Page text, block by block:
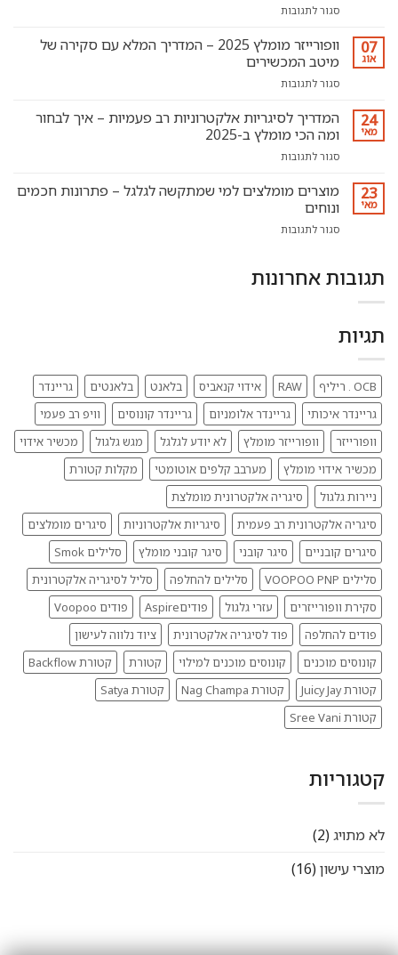
למתחיליםסגור לתגובות
וסלילים
לסיגריה
אלקטרונית
–
המלא
להתאמות
07
אוג
וופורייזר מומלץ 2025 – המדריך המלא עם סקירה של
מיטב המכשירים
סגור לתגובות
מומלץ
2025
–
המדריך
עם
מיטב
24
מאי
המדריך לסיגריות אלקטרוניות רב פעמיות – איך לבחור
ומה הכי מומלץ ב-2025
סגור לתגובות
לסיגריות
פעמיות
לבחור
23
מאי
מוצרים מומלצים למי שמתקשה לגלגל – פתרונות חכמים
ונוחים
סגור לתגובות
למי
שמתקשה
תגובות אחרונות
תגיות
OCB . ריליף RAW אידוי קנאביס בלאנט בלאנטים
גריינדר
גריינדר איכותי
גריינדר אלומניום גריינדר קונוסים
וויפ רב פעמי
וופורייזר
וופורייזר מומלץ לא יודע לגלגל מגש גלגול
מכשיר אידוי
מכשיר אידוי מומלץ
מערבב קלפים אוטומטי
מקלות קטורת
ניירות גלגול
סיגריה אלקטרונית מומלצת
סיגריה אלקטרונית רב פעמית
סיגריות אלקטרוניות
סיגרים מומלצים
סיגרים קובניים
סיגר קובני סיגר קובני מומלץ
סלילים Smok
סלילים VOOPOO PNP
סלילים להחלפה
סליל לסיגריה אלקטרונית
סקירת וופורייזרים
עזרי גלגול פודיםAspire
פודים Voopoo
פודים להחלפה
פוד לסיגריה אלקטרונית
ציוד נלווה לעישון
קונוסים מוכנים
קונוסים מוכנים למילוי קטורת
קטורת Backflow
קטורת Juicy Jay
קטורת Nag Champa
קטורת Satya
קטורת Sree Vani
קטגוריות
לא מתויג(2)
מוצרי עישון(16)